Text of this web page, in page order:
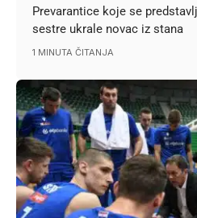
Prevarantice koje se
sestre ukrale novac iz stana
1 MINUTA ČITANJA